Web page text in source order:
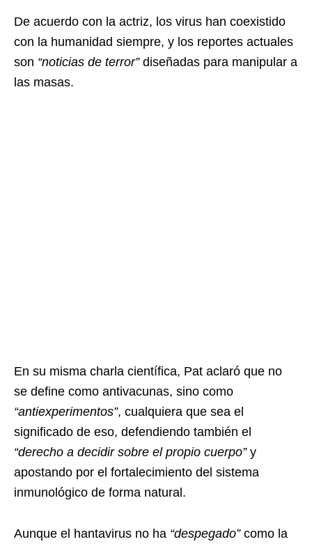
De acuerdo con la actriz, los virus han coexistido
con la humanidad siempre, y los reportes actuales
son “noticias de terror”diseñadas para manipular a
las masas.
En su misma charla científica, Pat aclaró que no
se define como antivacunas, sino como
“antiexperimentos”, cualquiera que sea el
significado de eso, defendiendo también el
“derecho a decidir sobre el propio cuerpo”y
apostando por el fortalecimiento del sistema
inmunológico de forma natural.
Aunque el hantavirus no ha “despegado”como la